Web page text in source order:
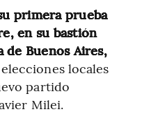
primera prueba
en su bastión
Buenos Aires,
locales
partido
Milei.